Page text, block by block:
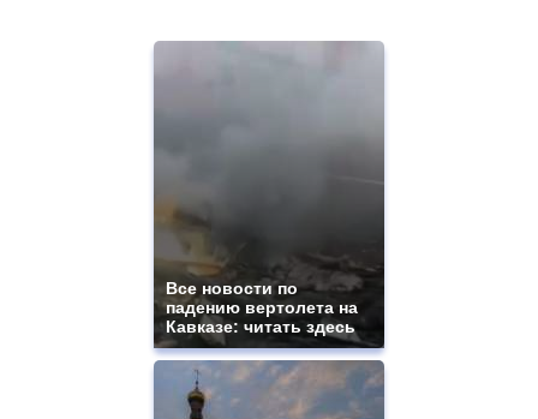
https://www.replicasrelojes.to/
Все новости по
падению вертолета на
Кавказе: читать здесь